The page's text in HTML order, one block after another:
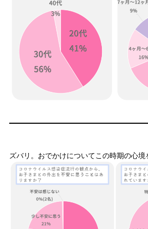
ズバリ。おでかけについてこの時期の心境